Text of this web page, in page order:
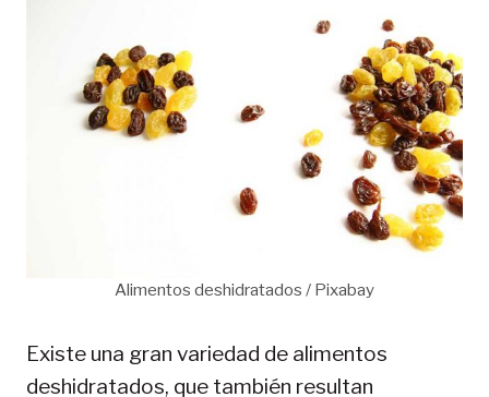
Alimentos deshidratados / Pixabay
Existe una gran variedad de alimentos
deshidratados, que también resultan